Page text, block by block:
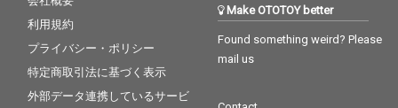
利用規約
プライバシー・ポリシー
特定商取引法に基づく表示
外部データ連携しているサービ
Make OTOTOY better
Found something weird? Please
mail us